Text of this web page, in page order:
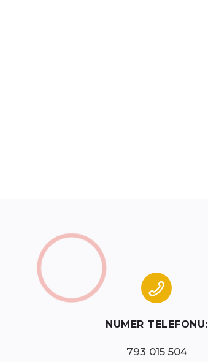
NUMER TELEFONU:
793 015 504